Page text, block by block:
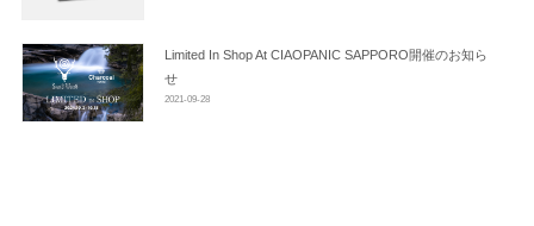
Limited In Shop At CIAOPANIC SAPPORO開催のお知ら
せ
2021-09-28